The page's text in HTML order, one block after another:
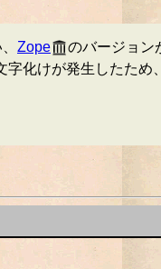
Zope
のバージョン
化けが発生したため